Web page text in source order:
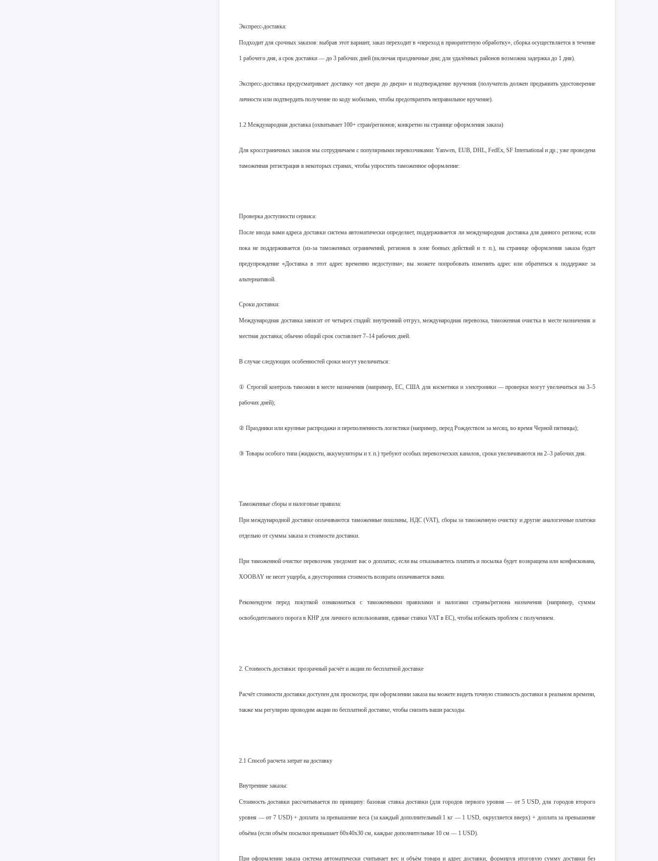
Экспресс-доставка:
Подходит для срочных заказов: выбрав этот вариант, заказ переходит в «переход в приоритетную обработку», сборка осуществляется в течение
1 рабочего дня, а срок доставки — до 3 рабочих дней (включая праздничные дни; для удалённых районов возможна задержка до 1 дня).
Экспресс-доставка предусматривает доставку «от двери до двери» и подтверждение вручения (получатель должен предъявить удостоверение
личности или подтвердить получение по коду мобильно, чтобы предотвратить неправильное вручение).
1.2 Международная доставка (охватывает 100+ стран/регионов; конкретно на странице оформления заказа)
Для кроссграничных заказов мы сотрудничаем с популярными перевозчиками: Yanwen, EUB, DHL, FedEx, SF International и др.; уже проведена
таможенная регистрация в некоторых странах, чтобы упростить таможенное оформление:
Проверка доступности сервиса:
После ввода вами адреса доставки система автоматически определяет, поддерживается ли международная доставка для данного региона; если
пока не поддерживается (из-за таможенных ограничений, регионов в зоне боевых действий и т. п.), на странице оформления заказа будет
предупреждение «Доставка в этот адрес временно недоступна»; вы можете попробовать изменить адрес или обратиться к поддержке за
альтернативой.
Сроки доставки:
Международная доставка зависит от четырех стадий: внутренний отгруз, международная перевозка, таможенная очистка в месте назначения и
местная доставка; обычно общий срок составляет 7–14 рабочих дней.
В случае следующих особенностей сроки могут увеличиться:
① Строгий контроль таможни в месте назначения (например, ЕС, США для косметики и электроники — проверки могут увеличиться на 3–5
рабочих дней);
② Праздники или крупные распродажи и переполненность логистики (например, перед Рождеством за месяц, во время Черной пятницы);
③ Товары особого типа (жидкости, аккумуляторы и т. п.) требуют особых перевозческих каналов, сроки увеличиваются на 2–3 рабочих дня.
Таможенные сборы и налоговые правила:
При международной доставке оплачиваются таможенные пошлины, НДС (VAT), сборы за таможенную очистку и другие аналогичные платежи
отдельно от суммы заказа и стоимости доставки.
При таможенной очистке перевозчик уведомит вас о доплатах; если вы отказываетесь платить и посылка будет возвращена или конфискована,
XOOBAY не несет ущерба, а двусторонняя стоимость возврата оплачивается вами.
Рекомендуем перед покупкой ознакомиться с таможенными правилами и налогами страны/региона назначения (например, суммы
освободительного порога в КНР для личного использования, единые ставки VAT в ЕС), чтобы избежать проблем с получением.
2. Стоимость доставки: прозрачный расчёт и акции по бесплатной доставке
Расчёт стоимости доставки доступен для просмотра; при оформлении заказа вы можете видеть точную стоимость доставки в реальном времени,
также мы регулярно проводим акции по бесплатной доставке, чтобы снизить ваши расходы.
2.1 Способ расчета затрат на доставку
Внутренние заказы:
Стоимость доставки рассчитывается по принципу: базовая ставка доставки (для городов первого уровня — от 5 USD, для городов второго
уровня — от 7 USD) + доплата за превышение веса (за каждый дополнительный 1 кг — 1 USD, округляется вверх) + доплата за превышение
объёма (если объём посылки превышает 60x40x30 см, каждые дополнительные 10 см — 1 USD).
При оформлении заказа система автоматически считывает вес и объём товара и адрес доставки, формируя итоговую сумму доставки без